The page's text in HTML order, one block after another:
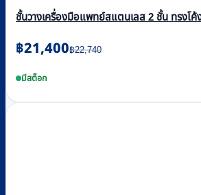
ชั้นวางเครื่องมือแพทย์สแตนเลส 2 ชั้น ทรงโค้
฿22,740
Original
price
was:
฿21,400
Current
price
is:มีสต็อก